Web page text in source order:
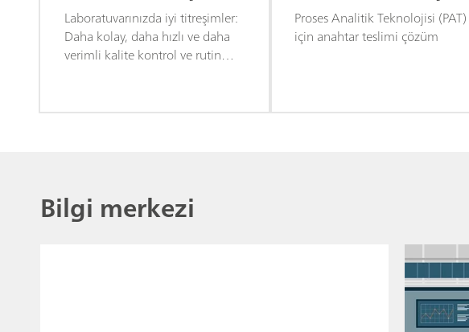
Laboratuvarınızda iyi titreşimler:
Daha kolay, daha hızlı ve daha
verimli kalite kontrol ve rutin
Proses Analitik Teknolojisi (PAT)
için anahtar teslimi çözüm
Bilgi merkezi